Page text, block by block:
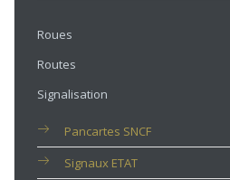
Roues
Routes
Signalisation
Pancartes SNCF
Signaux ETAT